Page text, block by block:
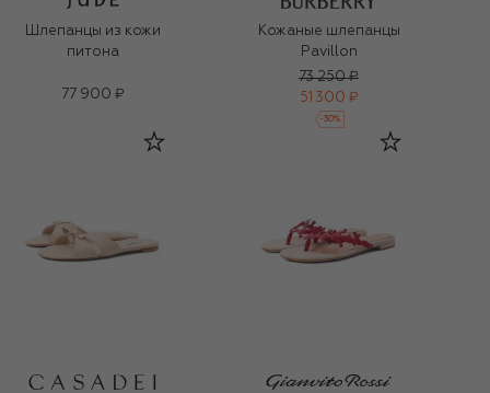
Шлепанцы из кожи
питона
77 900 ₽
Кожаные шлепанцы
Pavillon
73 250 ₽
51 300 ₽
-30%